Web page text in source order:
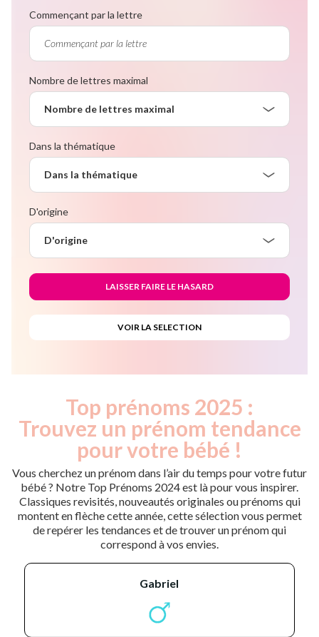
Commençant par la lettre
Nombre de lettres maximal
Nombre de lettres maximal
Dans la thématique
Dans la thématique
D'origine
D'origine
Top prénoms 2025 :
Trouvez un prénom tendance
pour votre bébé !
Vous cherchez un prénom dans l’air du temps pour votre futur
bébé ? Notre Top Prénoms 2024 est là pour vous inspirer.
Classiques revisités, nouveautés originales ou prénoms qui
montent en flèche cette année, cette sélection vous permet
de repérer les tendances et de trouver un prénom qui
correspond à vos envies.
gabriel